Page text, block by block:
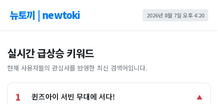
뉴토끼 | newtoki 2026년 8월 7일 오후 4:20
실시간 급상승 키워드
현재 사용자들의 관심사를 반영한 최신 검색어입니다.
1 퀸즈아이 서빈 무대에 서다! ▲